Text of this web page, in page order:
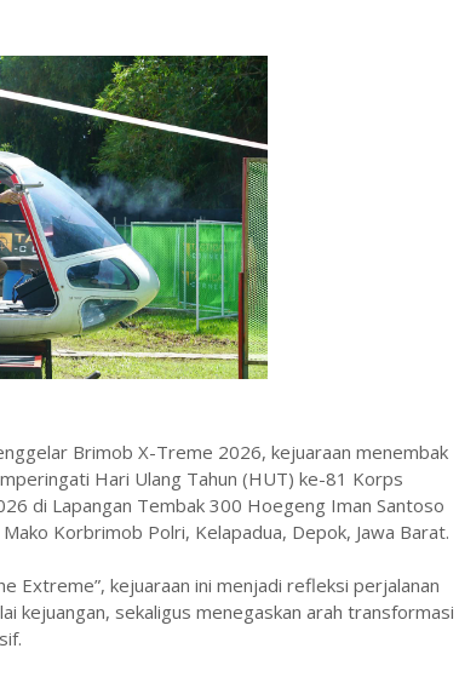
Brimob X-Treme 2026, kejuaraan menembak
Hari Ulang Tahun (HUT) ke-81 Korps
di Lapangan Tembak 300 Hoegeng Iman Santoso
Korbrimob Polri, Kelapadua, Depok, Jawa Barat.
Extreme”, kejuaraan ini menjadi refleksi perjalanan
kejuangan, sekaligus menegaskan arah transformasi